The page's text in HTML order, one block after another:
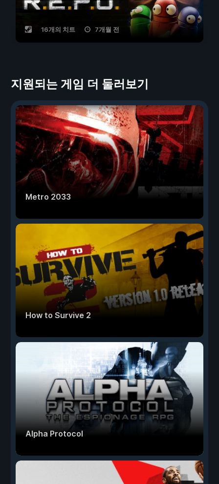
16개의 치트 7개월 전
지원되는 게임 더 둘러보기
Metro 2033
How to Survive 2
Alpha Protocol